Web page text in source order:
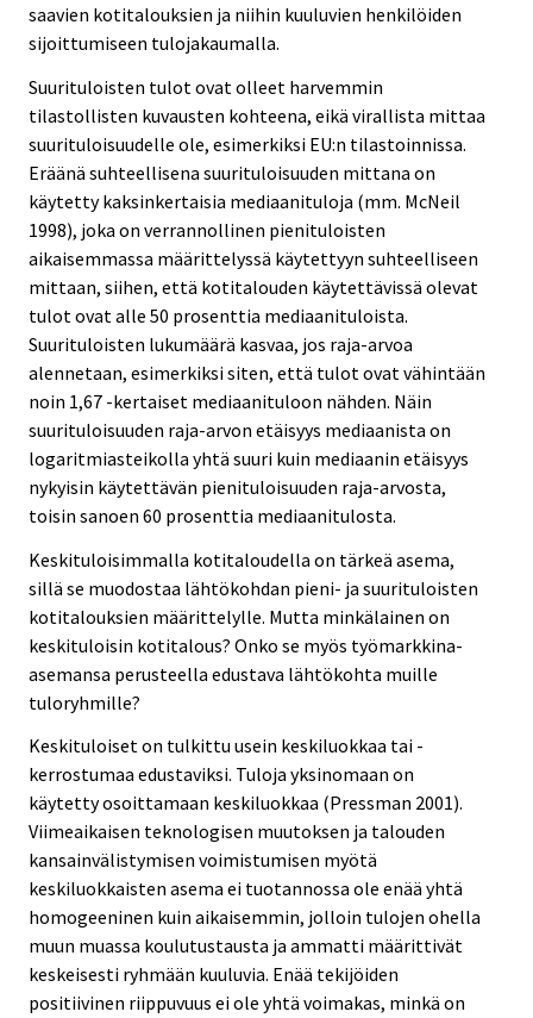
saavien kotitalouksien ja niihin kuuluvien henkilöiden
sijoittumiseen tulojakaumalla.
Suurituloisten tulot ovat olleet harvemmin
tilastollisten kuvausten kohteena, eikä virallista mittaa
suurituloisuudelle ole, esimerkiksi EU:n tilastoinnissa.
Eräänä suhteellisena suurituloisuuden mittana on
käytetty kaksinkertaisia mediaanituloja (mm. McNeil
1998), joka on verrannollinen pienituloisten
aikaisemmassa määrittelyssä käytettyyn suhteelliseen
mittaan, siihen, että kotitalouden käytettävissä olevat
tulot ovat alle 50 prosenttia mediaanituloista.
Suurituloisten lukumäärä kasvaa, jos raja-arvoa
alennetaan, esimerkiksi siten, että tulot ovat vähintään
noin 1,67 -kertaiset mediaanituloon nähden. Näin
suurituloisuuden raja-arvon etäisyys mediaanista on
logaritmiasteikolla yhtä suuri kuin mediaanin etäisyys
nykyisin käytettävän pienituloisuuden raja-arvosta,
toisin sanoen 60 prosenttia mediaanitulosta.
Keskituloisimmalla kotitaloudella on tärkeä asema,
sillä se muodostaa lähtökohdan pieni- ja suurituloisten
kotitalouksien määrittelylle. Mutta minkälainen on
keskituloisin kotitalous? Onko se myös työmarkkina-
asemansa perusteella edustava lähtökohta muille
tuloryhmille?
Keskituloiset on tulkittu usein keskiluokkaa tai -
kerrostumaa edustaviksi. Tuloja yksinomaan on
käytetty osoittamaan keskiluokkaa (Pressman 2001).
Viimeaikaisen teknologisen muutoksen ja talouden
kansainvälistymisen voimistumisen myötä
keskiluokkaisten asema ei tuotannossa ole enää yhtä
homogeeninen kuin aikaisemmin, jolloin tulojen ohella
muun muassa koulutustausta ja ammatti määrittivät
keskeisesti ryhmään kuuluvia. Enää tekijöiden
positiivinen riippuvuus ei ole yhtä voimakas, minkä on